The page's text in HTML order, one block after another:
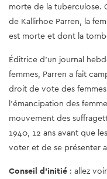
morte de la tuberculose.
de Kallirhoe Parren, la
est morte et dont la
Éditrice d'un journal
femmes, Parren a fait
droit de vote des
l'émancipation des
mouvement des
1940, 12 ans avant que
voter et de se présenter
Conseil d'initié : allez